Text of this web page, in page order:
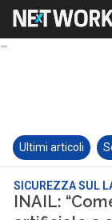
Ultimi articoli
SICUREZZA SUL
INAIL: